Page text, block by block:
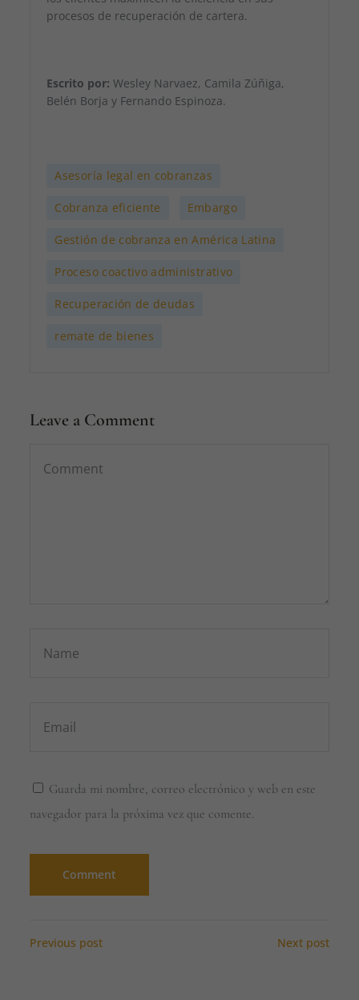
procesos de recuperación de cartera.
Escrito por: Wesley Narvaez, Camila Zúñiga,
Belén Borja y Fernando Espinoza.
Asesoría legal en cobranzas
Cobranza eficiente Embargo
Gestión de cobranza en América Latina
Proceso coactivo administrativo
Recuperación de deudas
remate de bienes
Leave a Comment
Guarda mi nombre, correo electrónico y web en este
navegador para la próxima vez que comente.
Previous post Next post
necesarias
para que